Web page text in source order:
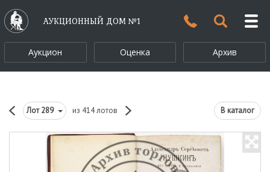
АУКЦИОННЫЙ ДОМ №1
Аукцион Оценка Архив
Лот289 из 414 лотов В каталог